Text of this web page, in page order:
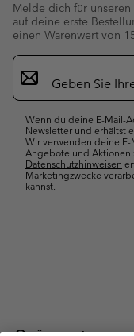
Melde dich für unseren
auf deine erste
einen Warenwert von
Newsletter-
Anmeldung
Wenn du deine E-Mail-
Newsletter und erhältst
Wir verwenden deine
Angebote und Aktionen
Datenschutzhinweisen
Marketingzwecke
kannst.